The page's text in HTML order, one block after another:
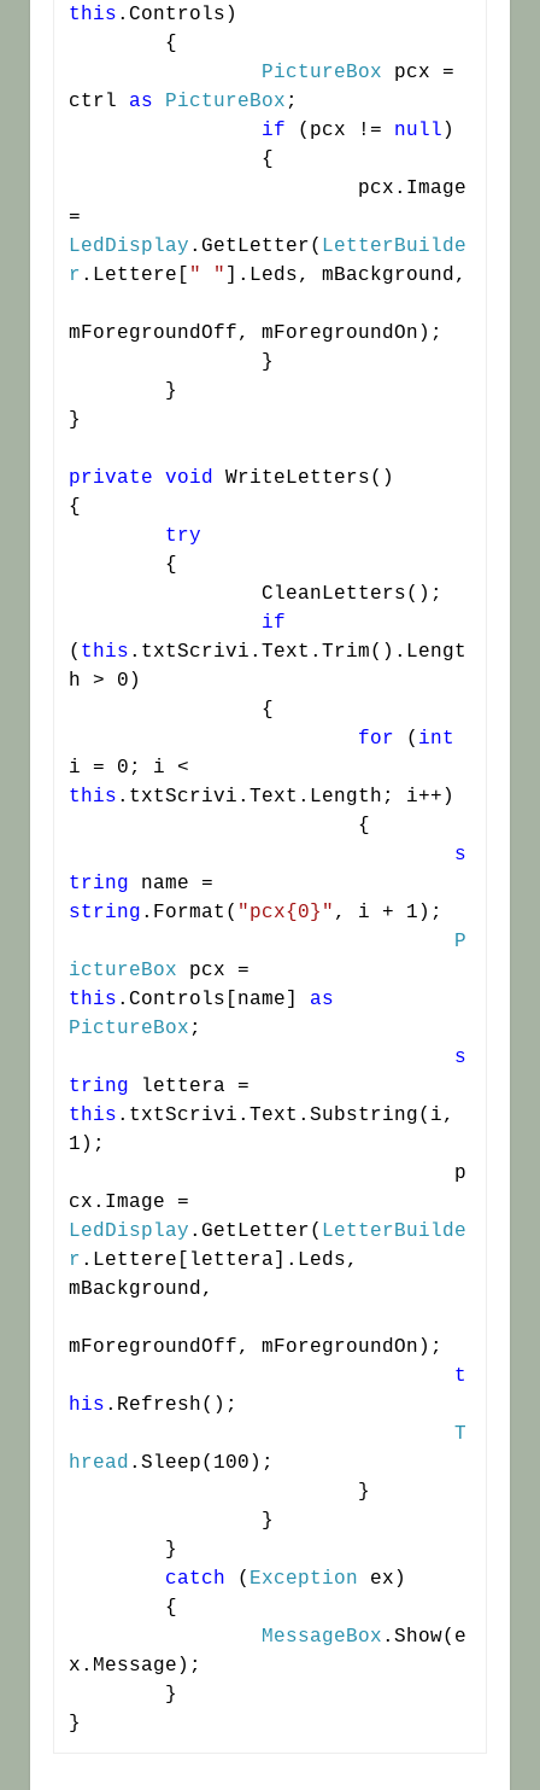
this .Controls)
PictureBox pcx =
ctrl as PictureBox ;
if (pcx != null )
LedDisplay .GetLetter( LetterBuilde
r .Lettere[ " " ].Leds, mBackground,
mForegroundOff, mForegroundOn);
}
private void WriteLetters()
{
try
if
( this .txtScrivi.Text.Trim().Lengt
h > 0)
for ( int
this .txtScrivi.Text.Length; i++)
s
tring
string .Format( "pcx{0}" , i + 1);
P
ictureBox
this .Controls[name] as
PictureBox ;
s
tring
this .txtScrivi.Text.Substring(i,
1);
LedDisplay .GetLetter( LetterBuilde
r .Lettere[lettera].Leds,
mBackground,
mForegroundOff, mForegroundOn);
t
his .Refresh();
T
hread .Sleep(100);
catch ( Exception ex)
MessageBox .Show(e
x.Message);
}